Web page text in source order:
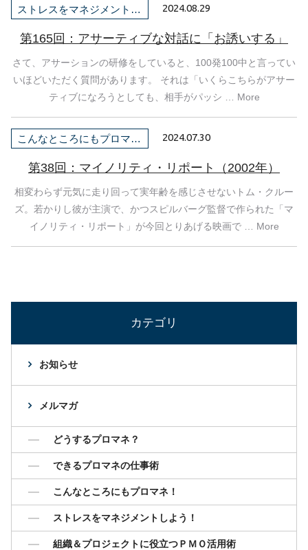
ストレスをマネジメントしよう！ 2024.08.29
第165回：アサーティブな対話に「お誘いする」
さて、アサーションの研修をしていると、100発100中と言ってい
いほどいただく質問があります。 それは「いくらこちらがアサー
ティブになろうとしても、相手がパッシ … More
こんなところにもプロマネ！ 2024.07.30
第38回：マイノリティ・リポート（2002年）
相変わらず元気に走り回って実年齢を感じさせないトム・クルー
ズ。若かりし彼が主演で、かつスピルバーグ監督で作られた「マ
イノリティ・リポート」が今回とりあげる映画で … More
カテゴリ
お知らせ
メルマガ
どうするプロマネ？
できるプロマネの仕事術
こんなところにもプロマネ！
ストレスをマネジメントしよう！
組織＆プロジェクトに役立つＰＭＯ活用術